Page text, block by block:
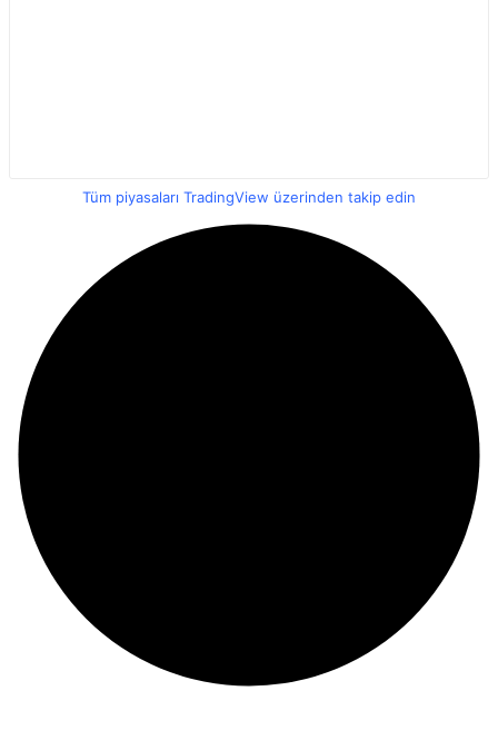
Tüm piyasaları TradingView üzerinden takip edin